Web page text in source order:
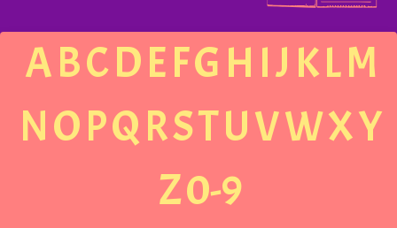
ABCDEFGH IJ KLM
NOPQRSTUVWXY
Z0-9